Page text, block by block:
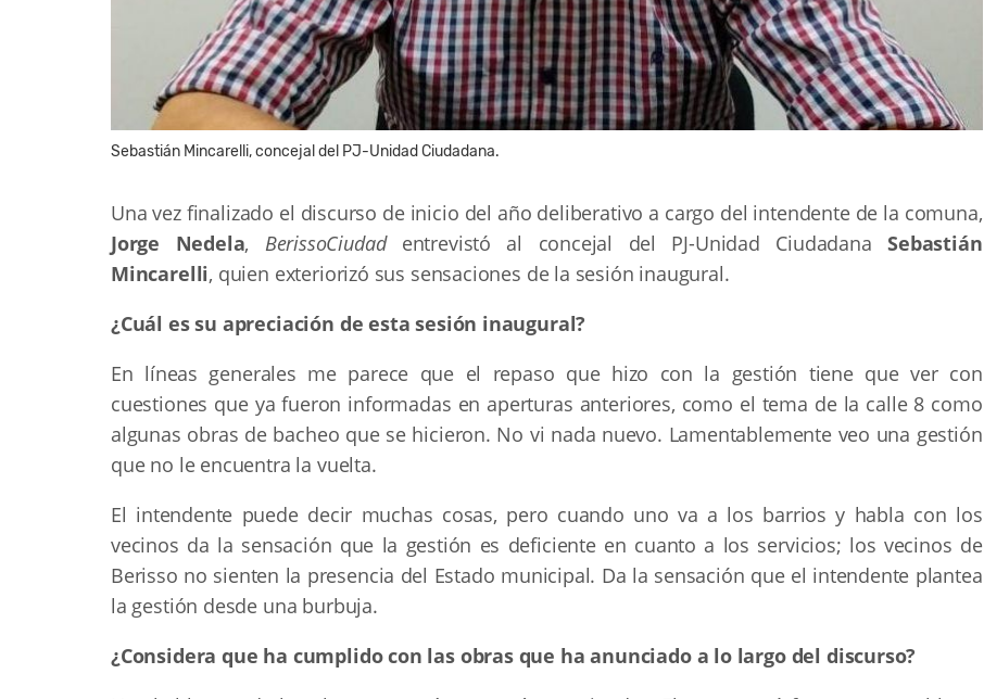
Sebastián Mincarelli, concejal del PJ-Unidad Ciudadana.
Una vez finalizado el discurso de inicio del año deliberativo a cargo del intendente de la comuna,
Jorge Nedela, BerissoCiudad entrevistó al concejal del PJ-Unidad Ciudadana Sebastián
Mincarelli, quien exteriorizó sus sensaciones de la sesión inaugural.
¿Cuál es su apreciación de esta sesión inaugural?
En líneas generales me parece que el repaso que hizo con la gestión tiene que ver con
cuestiones que ya fueron informadas en aperturas anteriores, como el tema de la calle 8 como
algunas obras de bacheo que se hicieron. No vi nada nuevo. Lamentablemente veo una gestión
que no le encuentra la vuelta.
El intendente puede decir muchas cosas, pero cuando uno va a los barrios y habla con los
vecinos da la sensación que la gestión es deficiente en cuanto a los servicios; los vecinos de
Berisso no sienten la presencia del Estado municipal. Da la sensación que el intendente plantea
la gestión desde una burbuja.
¿Considera que ha cumplido con las obras que ha anunciado a lo largo del discurso?